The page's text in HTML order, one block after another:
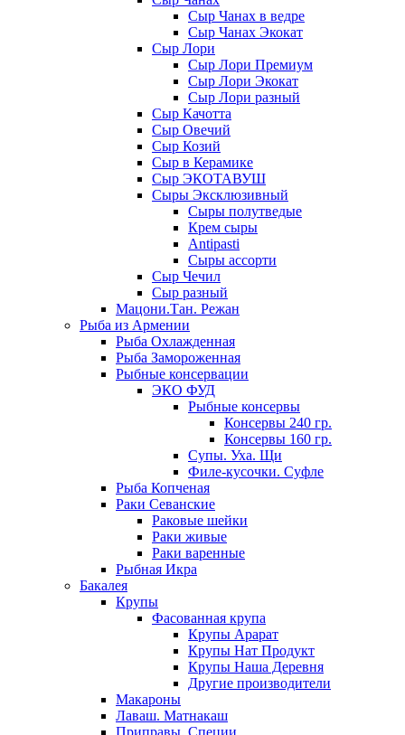
Сыр Чанах в ведре
Сыр Чанах Экокат
Сыр Лори
Сыр Лори Премиум
Сыр Лори Экокат
Сыр Лори разный
Сыр Качотта
Сыр Овечий
Сыр Козий
Сыр в Керамике
Сыр ЭКОТАВУШ
Сыры Эксклюзивный
Сыры полутведые
Крем сыры
Antipasti
Сыры ассорти
Сыр Чечил
Сыр разный
Мацони.Тан. Режан
Рыба из Армении
Рыба Охлажденная
Рыба Замороженная
Рыбные консервации
ЭКО ФУД
Рыбные консервы
Консервы 240 гр.
Консервы 160 гр.
Супы. Уха. Щи
Филе-кусочки. Суфле
Рыба Копченая
Раки Севанские
Раковые шейки
Раки живые
Раки варенные
Рыбная Икра
Бакалея
Крупы
Фасованная крупа
Крупы Арарат
Крупы Нат Продукт
Крупы Наша Деревня
Другие производители
Макароны
Лаваш. Матнакаш
Приправы. Специи